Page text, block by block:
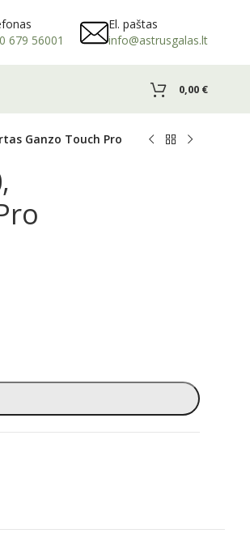
679 56001
El. paštas
info@astrusgalas.lt
0,00 €
Ganzo Touch Pro